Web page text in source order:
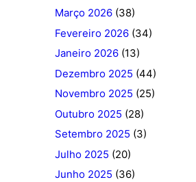
Março 2026 (38)
Fevereiro 2026 (34)
Janeiro 2026 (13)
Dezembro 2025 (44)
Novembro 2025 (25)
Outubro 2025 (28)
Setembro 2025 (3)
Julho 2025 (20)
Junho 2025 (36)